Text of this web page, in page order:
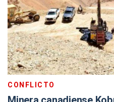
CONFLICTO